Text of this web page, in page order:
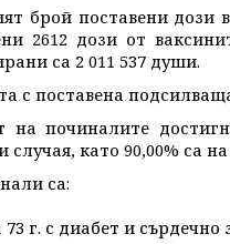
брой поставени дози
2612 дози от
са 2 011 537 души.
с поставена
на починалите
случая, като 90,00% са
са:
г. с диабет и сърдечно